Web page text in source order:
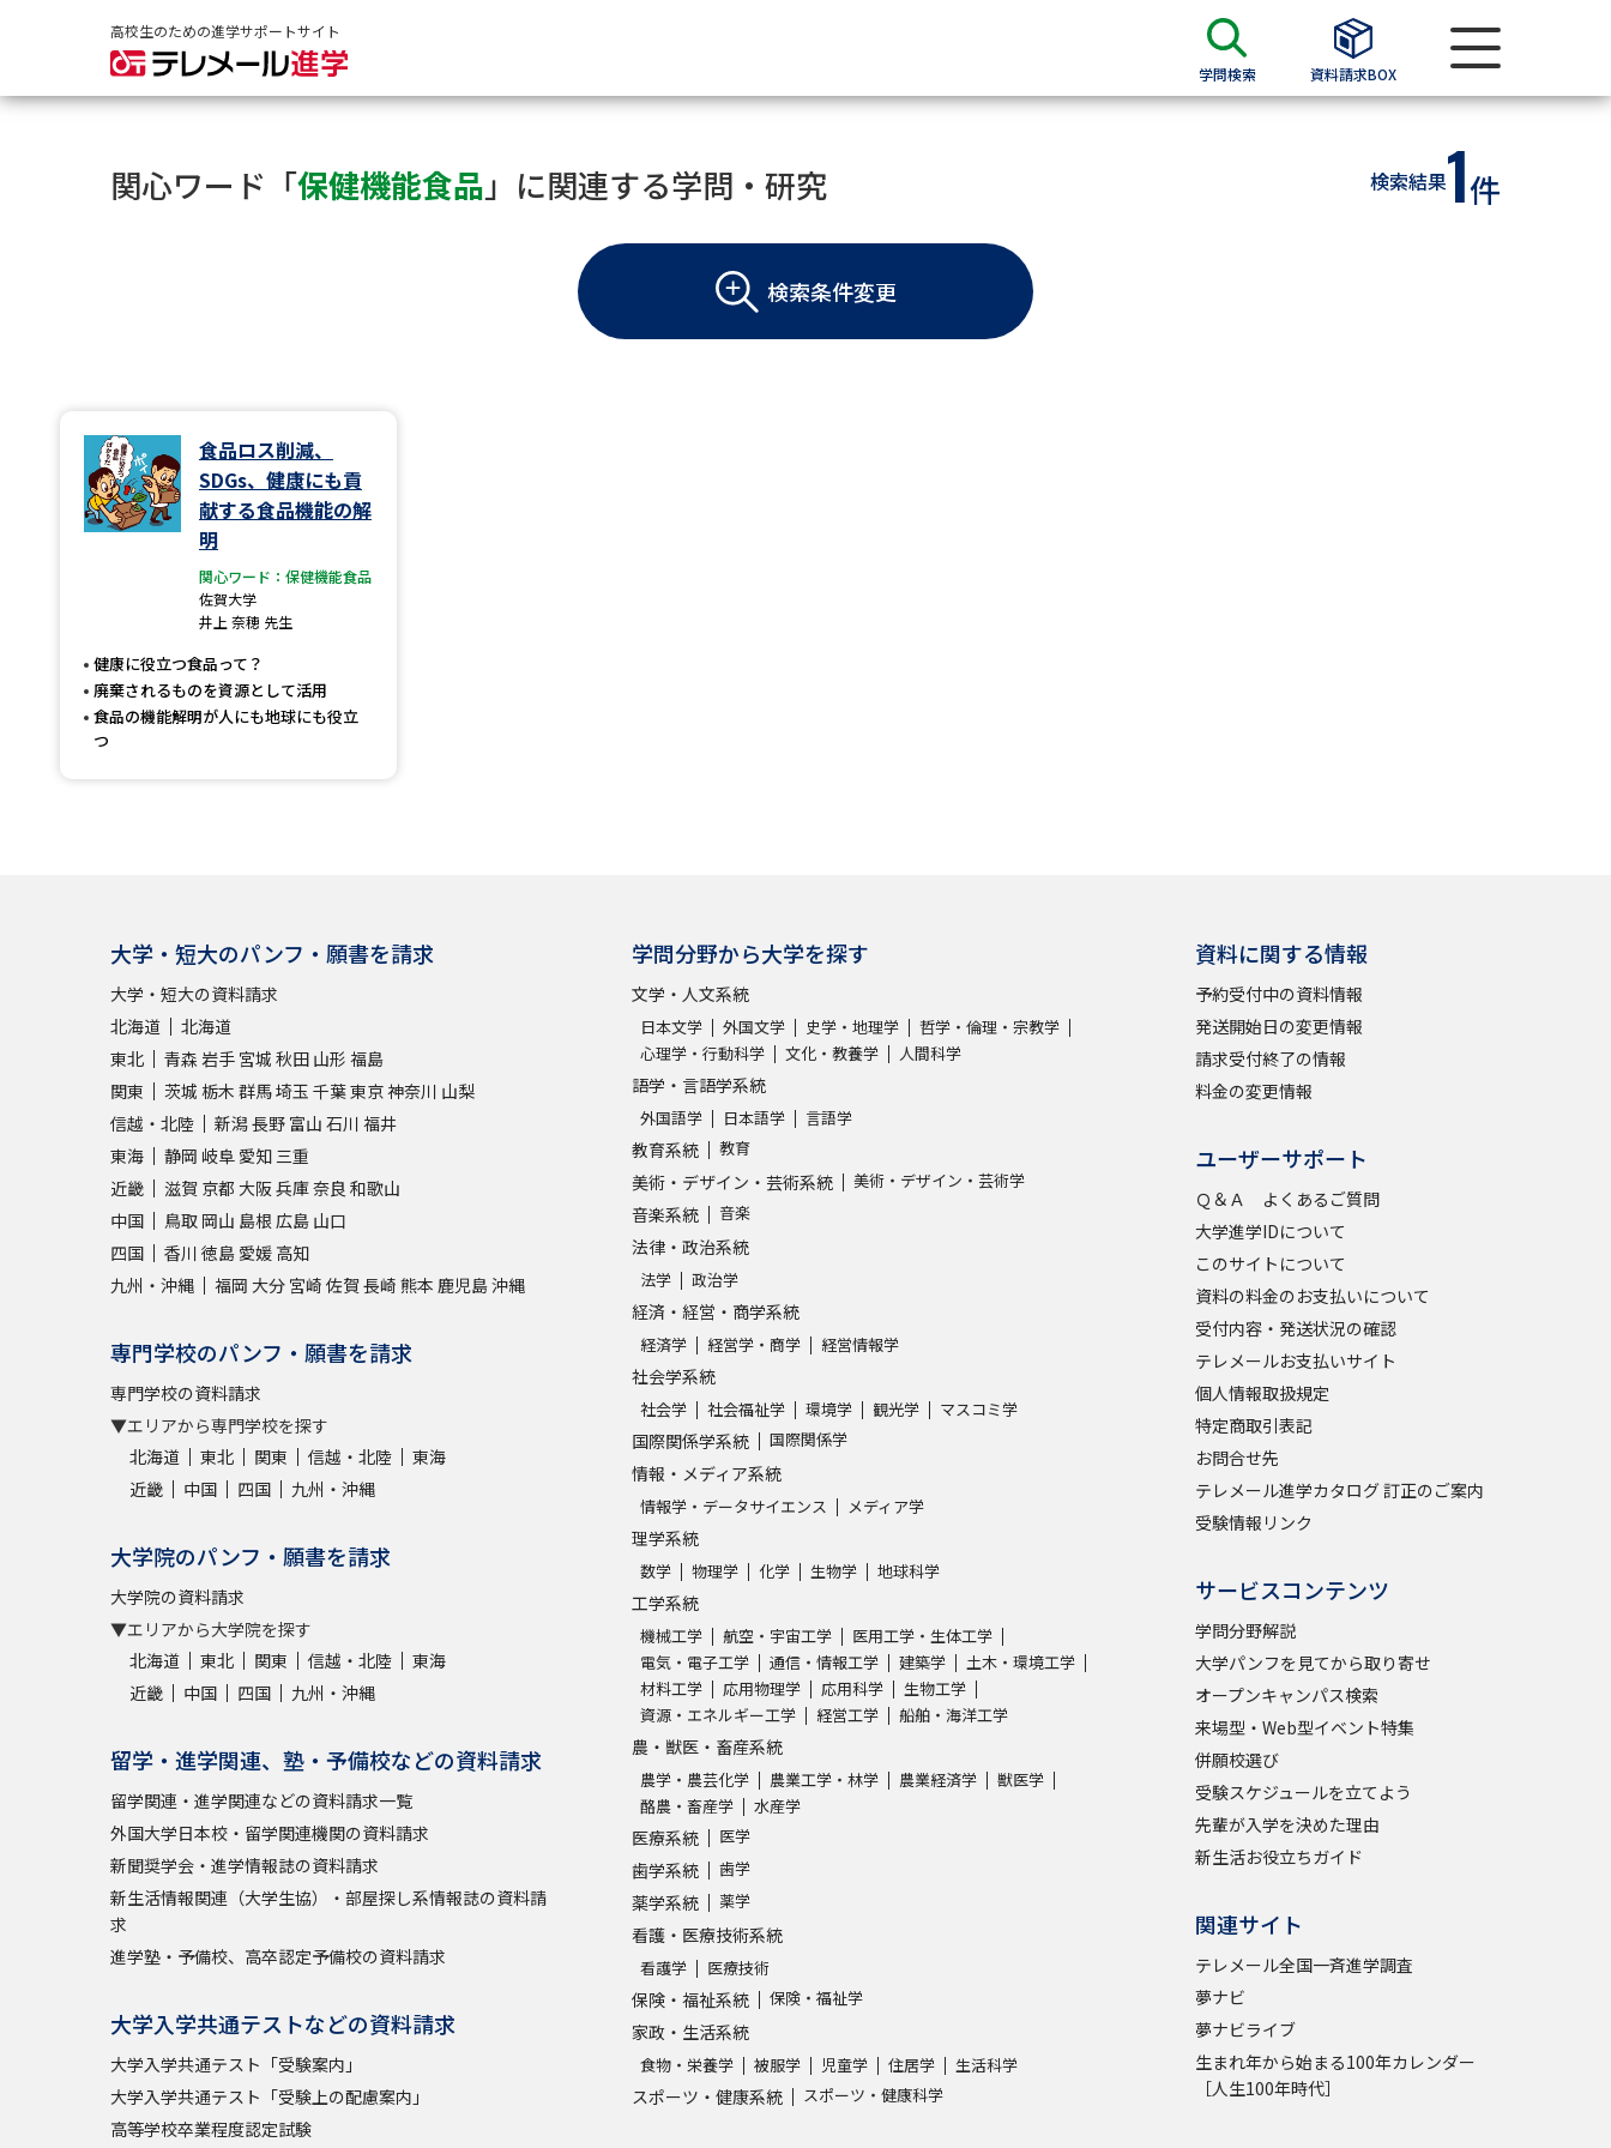
高校生のための進学サポートサイト
学問検索 資料請求BOX
大学・短大の資料種類から請求
大学パンフ
学部・学科パンフ
総合型選抜・学校推薦型選抜 募集要項＆願書
データサイエンス特集
デジタルパンフレット
進路の３択
新学年スタート号特集ページ（高3生用）
新学年スタート号特集ページ（高2生用）
SELFBRAND特集ページ
オープンキャンパスなどを調べる
オープンキャンパス検索
資料検索
志望校・出願校を調べる
併願校選び 受験スケジュールを立てよう
先輩が入学を決めた理由
テレメール全国一斉進学調査
学問発見 学問検索
大学で学びたい学問発見
学問のミニ講義「夢ナビ講義」 学問の教科書 夢ナビライブ
ユーザーサポート
Ｑ＆Ａ よくあるご質問
このサイトについて
資料の料金の
受付内容・発送状況の確認 テレメール
個人情報取扱規定
特定商取引表記 テレメール進学カタログ
関心ワード「保健機能食品」に関連する学問・研究 検索結果1件
検索条件変更
食品ロス削減、
SDGs、健康にも貢
献する食品機能の解
明
関心ワード：保健機能食品
佐賀大学
井上 奈穂 先生
健康に役立つ食品って？
廃棄されるものを資源として活用
食品の機能解明が人にも地球にも役立
つ
大学・短大のパンフ・願書を請求
大学・短大の資料請求
北海道
北海道
東北
青森 岩手 宮城 秋田 山形 福島
関東
茨城 栃木 群馬埼玉 千葉東京神奈川 山梨
信越・北陸
新潟長野 富山 石川 福井
東海
静岡 岐阜 愛知 三重
近畿
滋賀 京都 大阪兵庫奈良 和歌山
中国
鳥取 岡山 島根 広島 山口
四国
香川 徳島 愛媛 高知
九州・沖縄
福岡 大分 宮崎 佐賀 長崎 熊本 鹿児島沖縄
専門学校のパンフ・願書を請求
専門学校の資料請求
▼エリアから専門学校を探す
北海道
東北 関東 信越・北陸
東海
近畿
中国 四国 九州・沖縄
大学院のパンフ・願書を請求
大学院の資料請求
▼エリアから大学院を探す
北海道
東北 関東 信越・北陸
東海
近畿
中国 四国 九州・沖縄
留学・進学関連、塾・予備校などの資料請求
留学関連・進学関連などの資料請求一覧
外国大学日本校・留学関連機関の資料請求
新聞奨学会・進学情報誌の資料請求
新生活情報関連（大学生協）・部屋探し系情報誌の資料請
求
進学塾・予備校、高卒認定予備校の資料請求
大学入学共通テストなどの資料請求
大学入学共通テスト「受験案内」
大学入学共通テスト「受験上の配慮案内」
高等学校卒業程度認定試験
学問分野から大学を探す
文学・人文系統
日本文学 外国文学 史学・地理学
哲学・倫理・宗教学
心理学・行動科学
文化・教養学 人間科学
語学・言語学系統
外国語学 日本語学 言語学
教育系統 教育
美術・デザイン・芸術系統 美術・デザイン・芸術学
音楽系統 音楽
法律・政治系統
法学 政治学
経済・経営・商学系統
経済学 経営学・商学 経営情報学
社会学系統
社会学 社会福祉学 環境学 観光学 マスコミ学
国際関係学系統 国際関係学
情報・メディア系統
情報学・データサイエンス メディア学
理学系統
数学 物理学 化学 生物学 地球科学
工学系統
機械工学 航空・宇宙工学
医用工学・生体工学
電気・電子工学
通信・情報工学 建築学
土木・環境工学
材料工学
応用物理学 応用科学
生物工学
資源・エネルギー工学
経営工学 船舶・海洋工学
農・獣医・畜産系統
農学・農芸化学 農業工学・林学 農業経済学
獣医学
酪農・畜産学
水産学
医療系統 医学
歯学系統 歯学
薬学系統 薬学
看護・医療技術系統
看護学 医療技術
保険・福祉系統 保険・福祉学
家政・生活系統
食物・栄養学 被服学 児童学 住居学 生活科学
スポーツ・健康系統 スポーツ・健康科学
資料に関する情報
予約受付中の資料情報
発送開始日の変更情報
請求受付終了の情報
料金の変更情報
ユーザーサポート
Ｑ＆Ａ よくあるご質問
大学進学IDについて
このサイトについて
資料の料金のお支払いについて
受付内容・発送状況の確認
テレメールお支払いサイト
個人情報取扱規定
特定商取引表記
お問合せ先
テレメール進学カタログ 訂正のご案内
受験情報リンク
サービスコンテンツ
学問分野解説
大学パンフを見てから取り寄せ
オープンキャンパス検索
来場型・Web型イベント特集
併願校選び
受験スケジュールを立てよう
先輩が入学を決めた理由
新生活お役立ちガイド
関連サイト
テレメール全国一斉進学調査
夢ナビ
夢ナビライブ
生まれ年から始まる100年カレンダー
［人生100年時代］